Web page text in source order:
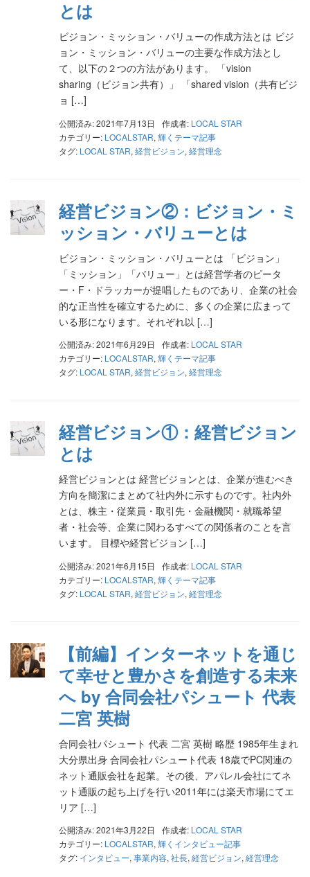
とは
ビジョン・ミッション・バリューの作成方法とは ビジ
ョン・ミッション・バリューの主要な作成方法とし
て、以下の２つの方法があります。 「vision
sharing（ビジョン共有）」 「shared vision（共有ビジ
ョ […]
公開済み: 2021年7月13日 作成者: LOCAL STAR
カテゴリー: LOCALSTAR, 輝くテーマ記事
タグ: LOCAL STAR, 経営ビジョン, 経営理念
経営ビジョン②：ビジョン・ミ
ッション・バリューとは
ビジョン・ミッション・バリューとは 「ビジョン」
「ミッション」「バリュー」とは経営学者のピータ
ー・F・ドラッカーが提唱したものであり、企業の社会
的な正当性を確立するために、多くの企業に広まって
いる形になります。それぞれ以 […]
公開済み: 2021年6月29日 作成者: LOCAL STAR
カテゴリー: LOCALSTAR, 輝くテーマ記事
タグ: LOCAL STAR, 経営ビジョン, 経営理念
経営ビジョン①：経営ビジョン
とは
経営ビジョンとは 経営ビジョンとは、企業が進むべき
方向を簡潔にまとめて社内外に示すものです。社内外
とは、株主・従業員・取引先・金融機関・就職希望
者・社会等、企業に関わるすべての関係者のことを言
います。 目標や経営ビジョン […]
公開済み: 2021年6月15日 作成者: LOCAL STAR
カテゴリー: LOCALSTAR, 輝くテーマ記事
タグ: LOCAL STAR, 経営ビジョン, 経営理念
【前編】インターネットを通じ
て幸せと豊かさを創造する未来
へ by 合同会社パシュート 代表
二宮 英樹
合同会社パシュート 代表 二宮 英樹 略歴 1985年生まれ
大分県出身 合同会社パシュート代表 18歳でPC関連の
ネット通販会社を起業。その後、アパレル会社にてネ
ット通販の起ち上げを行い2011年には楽天市場にてエ
リア […]
公開済み: 2021年3月22日 作成者: LOCAL STAR
カテゴリー: LOCALSTAR, 輝くインタビュー記事
タグ: インタビュー, 事業内容, 社長, 経営ビジョン, 経営理念